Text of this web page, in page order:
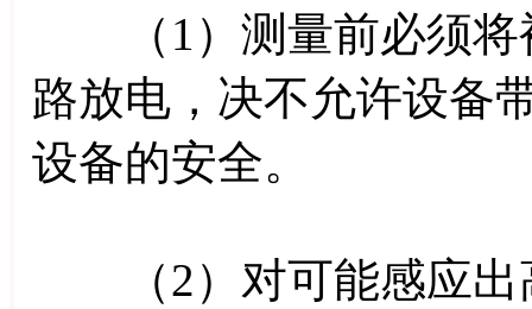
（1）测量前必须将
路放电，决不允许设备
设备的安全。
（2）对可能感应出